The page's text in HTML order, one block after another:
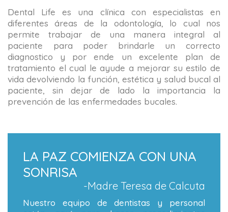
Dental Life es una clínica con especialistas en
diferentes áreas de la odontología, lo cual nos
permite trabajar de una manera integral al
paciente para poder brindarle un correcto
diagnostico y por ende un excelente plan de
tratamiento el cual le ayude a mejorar su estilo de
vida devolviendo la función, estética y salud bucal al
paciente, sin dejar de lado la importancia la
prevención de las enfermedades bucales.
LA PAZ COMIENZA CON UNA
SONRISA
-Madre Teresa de Calcuta
Nuestro equipo de dentistas y personal